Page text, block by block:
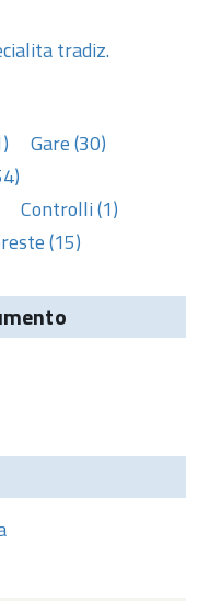
tradiz.
Gare (30)
Controlli (1)
(15)